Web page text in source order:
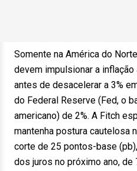
Somente na América do
devem impulsionar a
antes de desacelerar a 3%
do Federal Reserve (Fed, o
americano) de 2%. A Fitch
mantenha postura cautelosa
corte de 25 pontos-base
dos juros no próximo ano, de